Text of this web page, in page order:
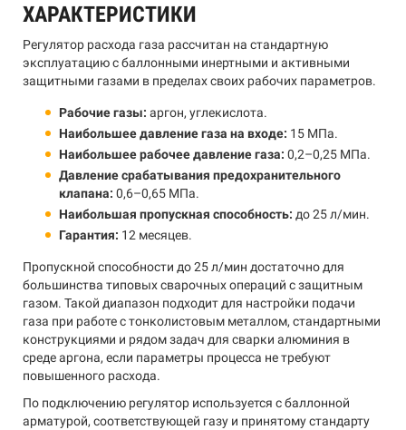
ХАРАКТЕРИСТИКИ
Регулятор расхода газа рассчитан на стандартную
эксплуатацию с баллонными инертными и активными
защитными газами в пределах своих рабочих параметров.
Рабочие газы: аргон, углекислота.
Наибольшее давление газа на входе: 15 МПа.
Наибольшее рабочее давление газа: 0,2–0,25 МПа.
Давление срабатывания предохранительного
клапана: 0,6–0,65 МПа.
Наибольшая пропускная способность: до 25 л/мин.
Гарантия: 12 месяцев.
Пропускной способности до 25 л/мин достаточно для
большинства типовых сварочных операций с защитным
газом. Такой диапазон подходит для настройки подачи
газа при работе с тонколистовым металлом, стандартными
конструкциями и рядом задач для сварки алюминия в
среде аргона, если параметры процесса не требуют
повышенного расхода.
По подключению регулятор используется с баллонной
арматурой, соответствующей газу и принятому стандарту